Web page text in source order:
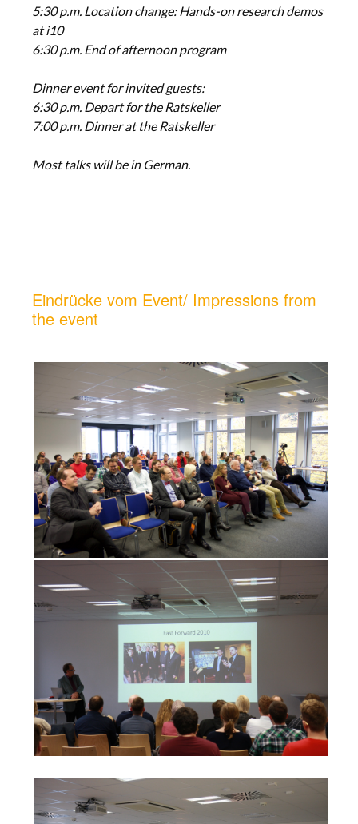
5:30 p.m. Location change: Hands-on research demos
at i10
6:30 p.m. End of afternoon program
Dinner event for invited guests:
6:30 p.m. Depart for the Ratskeller
7:00 p.m. Dinner at the Ratskeller
Most talks will be in German.
Eindrücke vom Event/ Impressions from
the event